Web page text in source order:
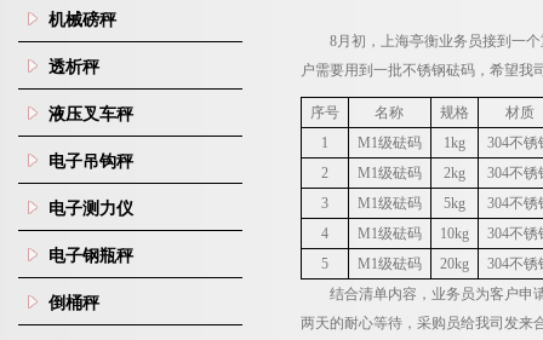
机械磅秤
透析秤
液压叉车秤
电子吊钩秤
电子测力仪
电子钢瓶秤
倒桶秤
8月初，上海亭衡业务员接到一
户需要用到一批不锈钢砝码，希望我
序号 名称 规格
材质
1
M1级砝码 1kg 304不锈
2
M1级砝码 2kg 304不锈
3
M1级砝码 5kg 304不锈
4
M1级砝码 10kg 304不锈
5
M1级砝码 20kg 304不锈
结合清单内容，业务员为客户申
两天的耐心等待，采购员给我司发来